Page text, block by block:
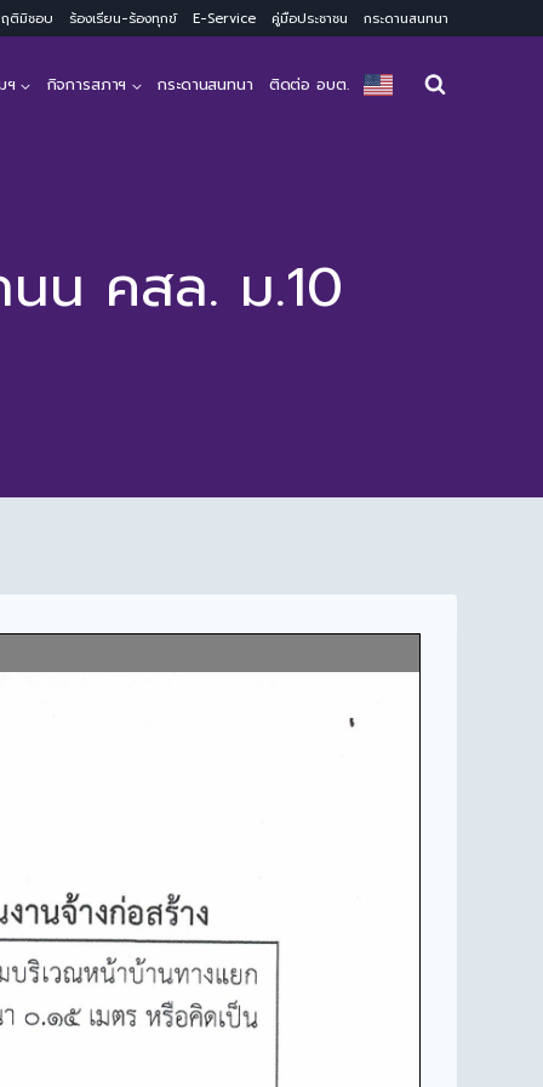
ฤติมิชอบ ร้องเรียน-ร้องทุกข์ E-Service คู่มือประชาชน กระดานสนทนา
ฯ กิจการสภาฯ กระดานสนทนา ติดต่อ อบต.
นน คสล. ม.10